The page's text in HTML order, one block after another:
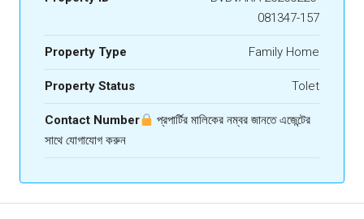
081347-157
Property Type Family Home
Property Status Tolet
Contact Number
প্রপার্টির মালিকের নম্বর জানতে এজেন্টের
সাথে যোগাযোগ করুন